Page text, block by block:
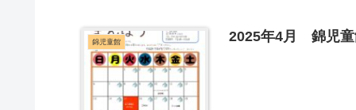
錦児童館 2025年4月 錦児童